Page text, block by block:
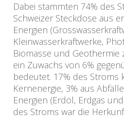
Dabei stammten 74% des
Schweizer Steckdose aus
Energien
Kleinwasserkraftwerke,
Biomasse und Geothermie
ein Zuwachs von 6%
bedeutet. 17% des Stroms
Kernenergie, 3% aus
Energien (Erdöl, Erdgas
des Stroms war die